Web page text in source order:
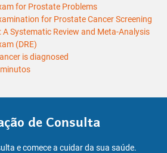
for Prostate Problems
for Prostate Cancer Screening
A Systematic Review and Meta-Analysis
(DRE)
is diagnosed
de Consulta
e comece a cuidar da sua saúde.